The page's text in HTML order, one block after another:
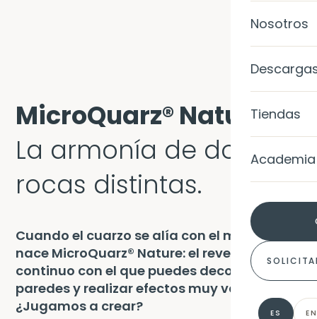
SISTEMAS
COLORES
48
Calce
Level
Level
Galería
Blog
Nosotros
Tiendas
Academia
ES EN
MicroQuarz® Nature.
La armonía de dos
rocas distintas.
Cuando el cuarzo se alía con el mármol,
nace MicroQuarz® Nature: el revestimiento
continuo con el que puedes decorar tus
paredes y realizar efectos muy variados.
¿Jugamos a crear?